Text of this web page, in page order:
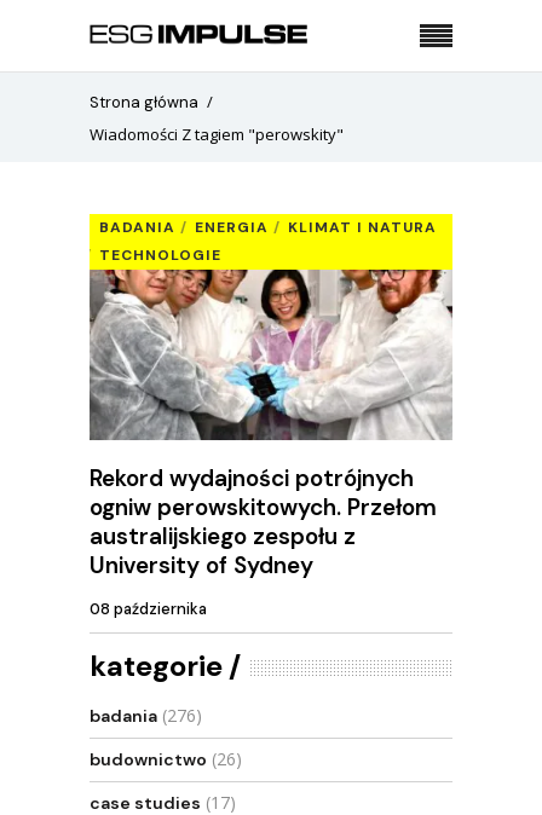
Strona główna
Wiadomości Z tagiem "perowskity"
BADANIA ENERGIA
KLIMAT I NATURA
TECHNOLOGIE
Rekord wydajności potrójnych
ogniw perowskitowych. Przełom
australijskiego zespołu z
University of Sydney
08 października
kategorie
badania (276)
budownictwo (26)
case studies (17)